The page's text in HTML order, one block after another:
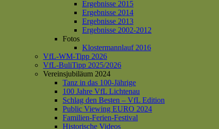
Ergebnisse 2015
Ergebnisse 2014
Ergebnisse 2013
Ergebnisse 2002-2012
Fotos
Klostermannlauf 2016
VfL-WM-Tipp 2026
VfL-BuliTipp 2025/2026
Vereinsjubiläum 2024
Tanz in das 100-Jährige
100 Jahre VfL Lichtenau
Schlag den Besten – VfL Edition
Public Viewing EURO 2024
Familien-Ferien-Festival
Historische Videos